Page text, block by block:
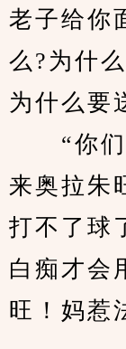
老子给你
么?为什
为什么要
“你们
来奥拉朱
打不了球
白痴才会
旺！妈惹